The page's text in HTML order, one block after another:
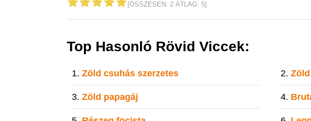
[ÖSSZESEN: 2 ÁTLAG: 5]
Top Hasonló Rövid Viccek:
Zöld csuhás szerzetes
Zöld papagáj